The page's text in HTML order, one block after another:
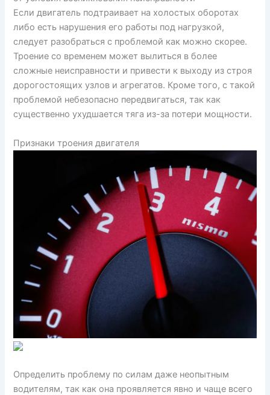
Если двигатель подтраивает на холостых оборотах
либо есть нарушения его работы под нагрузкой,
следует разобраться с проблемой как можно скорее.
Троение со временем может вылиться в более
сложные неисправности и привести к выходу из строя
дорогостоящих узлов и агрегатов. Кроме того, с такой
проблемой небезопасно передвигаться, так как
существенно ухудшается тяга из-за потери мощности.
Признаки троения двигателя
Определить проблему по силам даже неопытным
водителям, так как она проявляется явно и чаще всего